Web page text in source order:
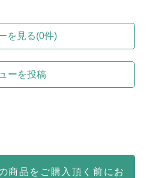
を見る(0件)
ーを投稿
品をご購入頂く前にお